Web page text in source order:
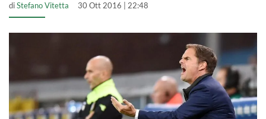
diStefano Vitetta 30 Ott 2016 | 22:48